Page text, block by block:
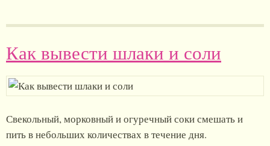
Как вывести шлаки и соли
Свекольный, морковный и огуречный соки смешать и
пить в небольших количествах в течение дня.